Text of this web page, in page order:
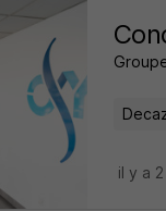
il y a